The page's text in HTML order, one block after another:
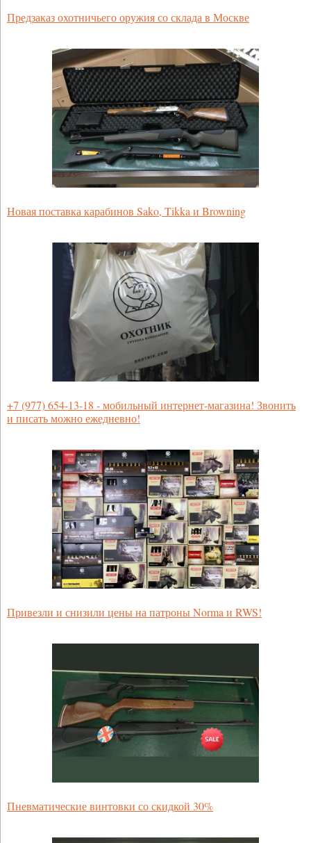
Предзаказ охотничьего оружия со склада в Москве
Новая поставка карабинов Sako, Tikka и Browning
+7 (977) 654-13-18 - мобильный интернет-магазина! Звонить
и писать можно ежедневно!
Привезли и снизили цены на патроны Norma и RWS!
Пневматические винтовки со скидкой 30%